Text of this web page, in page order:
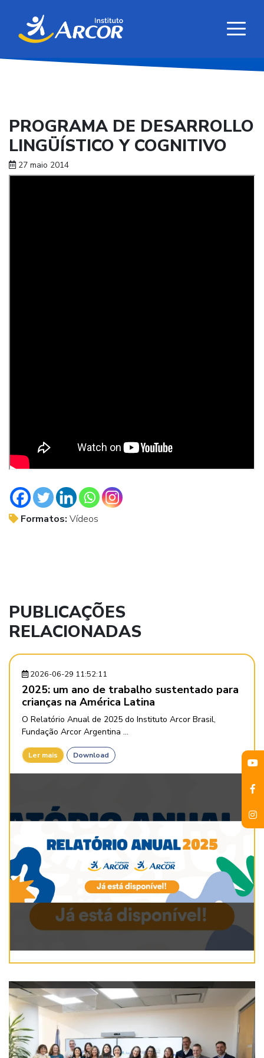
PROGRAMA DE DESARROLLO
LINGÜÍSTICO Y COGNITIVO
27 maio 2014
Formatos: Vídeos
PUBLICAÇÕES
RELACIONADAS
2026-06-29 11:52:11
2025: um ano de trabalho sustentado para
crianças na América Latina
O Relatório Anual de 2025 do Instituto Arcor Brasil,
Fundação Arcor Argentina ...
Ler mais Download